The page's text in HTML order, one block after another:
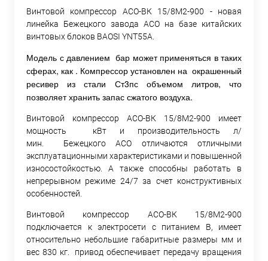
Винтовой компрессор АСО-ВК 15/8М2-900 - новая
линейка Бежецкого завода АСО на базе китайских
винтовых блоков BAOSI YNT55A.
Модель с давлением бар может применяться в таких
сферах, как . Компрессор установлен на окрашенный
ресивер из стали Ст3пс объемом литров, что
позволяет хранить запас сжатого воздуха.
Винтовой компрессор АСО-ВК 15/8М2-900 имеет
мощность кВт и производительность л/
мин. Бежецкого АСО отличаются отличными
эксплуатационными характеристиками и повышенной
износостойкостью. А также способны работать в
непрерывном режиме 24/7 за счет конструктивных
особенностей.
Винтовой компрессор АСО-ВК 15/8М2-900
подключается к электросети с питанием В, имеет
относительно небольшие габаритные размеры мм и
вес 830 кг. привод обеспечивает передачу вращения